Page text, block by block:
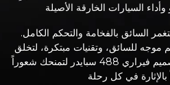
السائق بالفخامة والتحكم الكامل.
موجه للسائق، وتقنيات مبتكرة، لتخلق
أجواءً أنيقة ومفعمة بالأداء. تم تصميم فيراري 488 سبايدر لتمنحك شعوراً